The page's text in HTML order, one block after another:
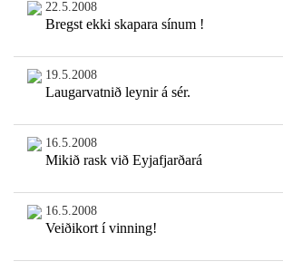
22.5.2008
Bregst ekki skapara sínum !
19.5.2008
Laugarvatnið leynir á sér.
16.5.2008
Mikið rask við Eyjafjarðará
16.5.2008
Veiðikort í vinning!